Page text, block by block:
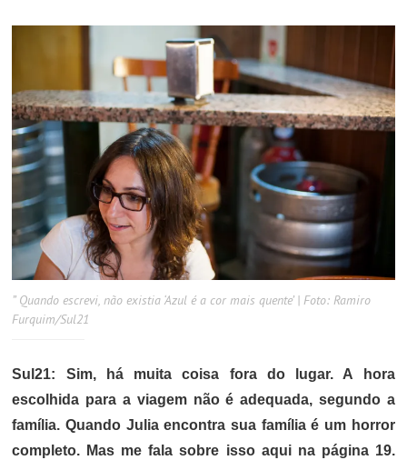
” Quando escrevi, não existia ‘Azul é a cor mais quente’ | Foto: Ramiro
Furquim/Sul21
Sul21: Sim, há muita coisa fora do lugar. A hora
escolhida para a viagem não é adequada, segundo a
família. Quando Julia encontra sua família é um horror
completo. Mas me fala sobre isso aqui na página 19.